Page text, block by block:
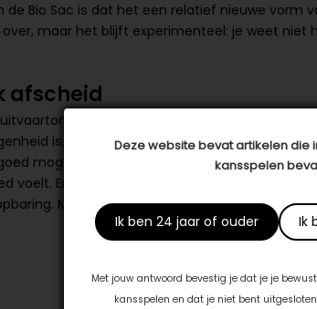
Deze website bevat artikelen die
kansspelen
Ik ben 24 jaar of ouder Ik
Met jouw antwoord bevestig je dat je je
kansspelen en dat je niet bent
de Bio Sac is dat het een relatief nieuwe vorm
maar het blijft experimenteel: je weet niet
afscheid
van Gita Beets. Het is bij
is, die helemaal op maat gemaakt is
mogelijk informeren over mogelijkheden,
voelt. Er is tijdens een uitvaart vaak meer
. Meer weten over alle mogelijkheden?